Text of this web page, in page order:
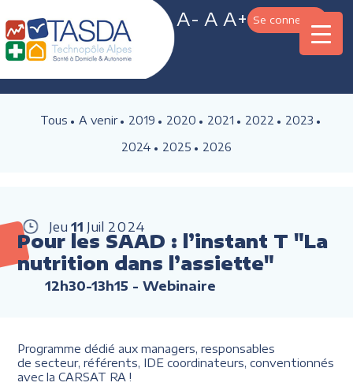
A- A A+ Se connecter
Tous A venir 2019 2020 2021 2022
2023
2024
2025 2026
Jeu 11 Juil 2024
Pour les SAAD : l’instant T "La
nutrition dans l’assiette"
12h30-13h15 - Webinaire
Programme dédié aux managers, responsables
de secteur, référents, IDE coordinateurs, conventionnés
avec la CARSAT RA !